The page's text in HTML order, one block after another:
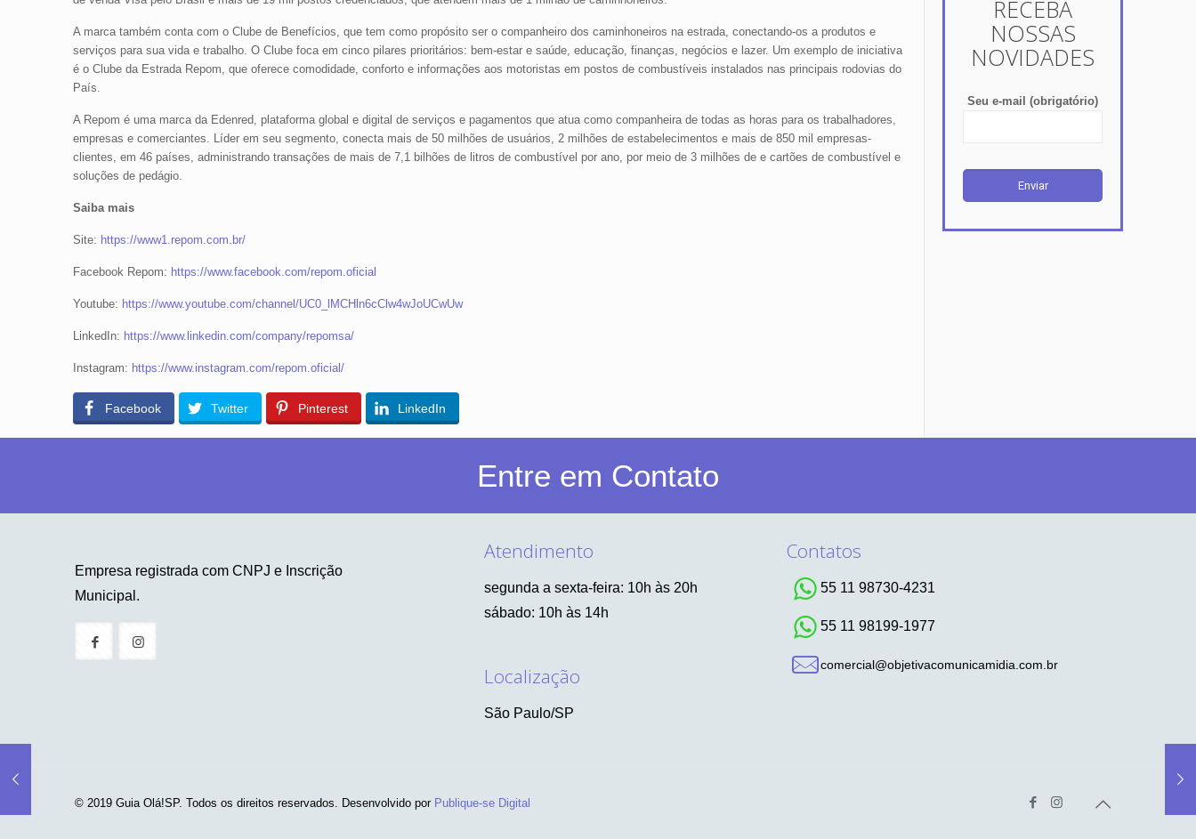
A marca também conta com o Clube de Benefícios, que tem como propósito ser o companheiro dos caminhoneiros na estrada, conectando-os a produtos e
serviços para sua vida e trabalho. O Clube foca em cinco pilares prioritários: bem-estar e saúde, educação, finanças, negócios e lazer. Um exemplo de iniciativa
é o Clube da Estrada Repom, que oferece comodidade, conforto e informações aos motoristas em postos de combustíveis instalados nas principais rodovias do
País.
A Repom é uma marca da Edenred, plataforma global e digital de serviços e pagamentos que atua como companheira de todas as horas para os trabalhadores,
empresas e comerciantes. Líder em seu segmento, conecta mais de 50 milhões de usuários, 2 milhões de estabelecimentos e mais de 850 mil empresas-
clientes, em 46 países, administrando transações de mais de 7,1 bilhões de litros de combustível por ano, por meio de 3 milhões de e cartões de combustível e
soluções de pedágio.
Saiba mais
Site: https://www1.repom.com.br/
Facebook Repom: https://www.facebook.com/repom.oficial
Youtube: https://www.youtube.com/channel/UC0_lMCHln6cClw4wJoUCwUw
LinkedIn: https://www.linkedin.com/company/repomsa/
Instagram: https://www.instagram.com/repom.oficial/
Facebook Twitter Pinterest LinkedIn
RECEBA
NOSSAS
NOVIDADES
Seu e-mail (obrigatório)
Entre em Contato
Empresa registrada com CNPJ e Inscrição
Municipal.
Atendimento
segunda a sexta-feira: 10h às 20h
sábado: 10h às 14h
Localização
São Paulo/SP
Contatos
55 11 98730-4231
55 11 98199-1977
comercial@objetivacomunicamidia.com.br
© 2019 Guia Olá!SP. Todos os direitos reservados. Desenvolvido por Publique-se Digital